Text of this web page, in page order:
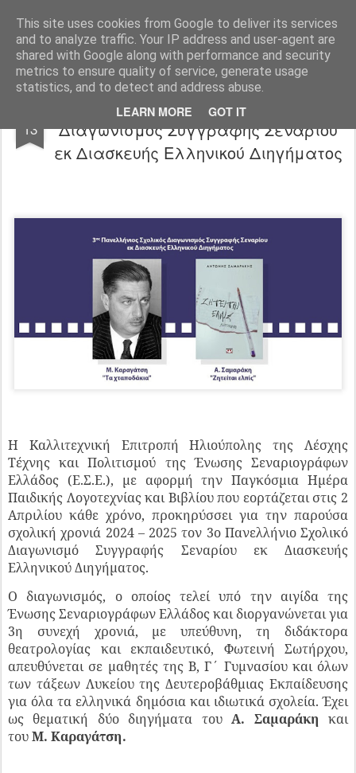
This site uses cookies from Google to deliver its services
and to analyze traffic. Your IP address and user-agent are
shared with Google along with performance and security
metrics to ensure quality of service, generate usage
statistics, and to detect and address abuse.
LEARN MORE GOT IT
"Ερασιτέχνες Άνθρωποι"
Blog Info DreamCity Φιλικά Sites
13
3ος Πανελλήνιος Σχολικός
Διαγωνισμός Συγγραφής Σεναρίου
εκ Διασκευής Ελληνικού Διηγήματος
Η Καλλιτεχνική Επιτροπή Ηλιούπολης της Λέσχης
Τέχνης και Πολιτισμού της Ένωσης Σεναριογράφων
Ελλάδος (Ε.Σ.Ε.), με αφορμή την Παγκόσμια Ημέρα
Παιδικής Λογοτεχνίας και Βιβλίου που εορτάζεται στις 2
Απριλίου κάθε χρόνο, προκηρύσσει για την παρούσα
σχολική χρονιά 2024 – 2025 τον 3ο Πανελλήνιο Σχολικό
Διαγωνισμό Συγγραφής Σεναρίου εκ Διασκευής
Ελληνικού Διηγήματος.
Ο διαγωνισμός, ο οποίος τελεί υπό την αιγίδα της
Ένωσης Σεναριογράφων Ελλάδος και διοργανώνεται για
3η συνεχή χρονιά, με υπεύθυνη, τη διδάκτορα
θεατρολογίας και εκπαιδευτικό, Φωτεινή Σωτήρχου,
απευθύνεται σε μαθητές της Β, Γ΄ Γυμνασίου και όλων
των τάξεων Λυκείου της Δευτεροβάθμιας Εκπαίδευσης
για όλα τα ελληνικά δημόσια και ιδιωτικά σχολεία. Έχει
ως θεματική δύο διηγήματα του Α. Σαμαράκηκαι
τουΜ. Καραγάτση.